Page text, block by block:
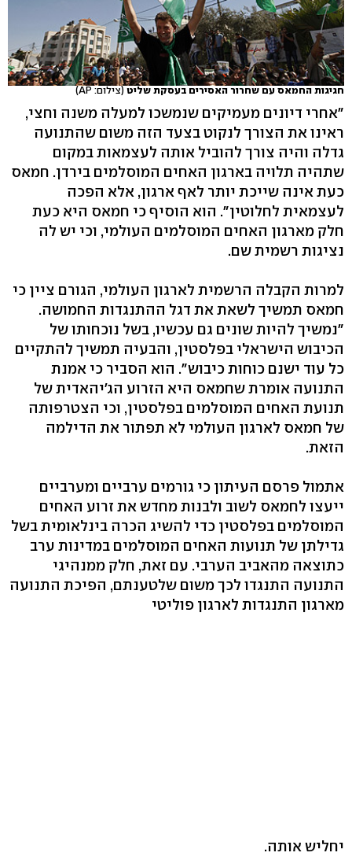
חגיגות החמאס עם שחרור האסירים בעסקת שליט (צילום: AP)
"אחרי דיונים מעמיקים שנמשכו למעלה משנה וחצי,
ראינו את הצורך לנקוט בצעד הזה משום שהתנועה
גדלה והיה צורך להוביל אותה לעצמאות במקום
שתהיה תלויה בארגון האחים המוסלמים בירדן. חמאס
כעת אינה שייכת יותר לאף ארגון, אלא הפכה
לעצמאית לחלוטין". הוא הוסיף כי חמאס היא כעת
חלק מארגון האחים המוסלמים העולמי, וכי יש לה
נציגות רשמית שם.
למרות הקבלה הרשמית לארגון העולמי, הגורם ציין כי
חמאס תמשיך לשאת את דגל ההתנגדות החמושה.
"נמשיך להיות שונים גם עכשיו, בשל נוכחותו של
הכיבוש הישראלי בפלסטין, והבעיה תמשיך להתקיים
כל עוד ישנם כוחות כיבוש". הוא הסביר כי אמנת
התנועה אומרת שחמאס היא הזרוע הג'יהאדית של
תנועת האחים המוסלמים בפלסטין, וכי הצטרפותה
של חמאס לארגון העולמי לא תפתור את הדילמה
הזאת.
אתמול פרסם העיתון כי גורמים ערביים ומערביים
ייעצו לחמאס לשוב ולבנות מחדש את זרוע האחים
המוסלמים בפלסטין כדי להשיג הכרה בינלאומית בשל
גדילתן של תנועות האחים המוסלמים במדינות ערב
כתוצאה מהאביב הערבי. עם זאת, חלק ממנהיגי
התנועה התנגדו לכך משום שלטענתם, הפיכת התנועה
מארגון התנגדות לארגון פוליטי
יחליש אותה.